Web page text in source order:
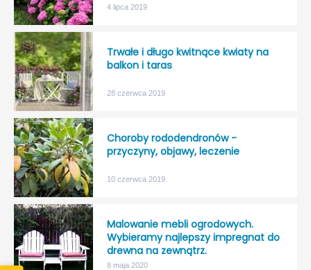
4 lipca 2019
Trwałe i długo kwitnące kwiaty na
balkon i taras
28 czerwca 2019
Choroby rododendronów -
przyczyny, objawy, leczenie
10 czerwca 2019
Malowanie mebli ogrodowych.
Wybieramy najlepszy impregnat do
drewna na zewnątrz.
8 maja 2020